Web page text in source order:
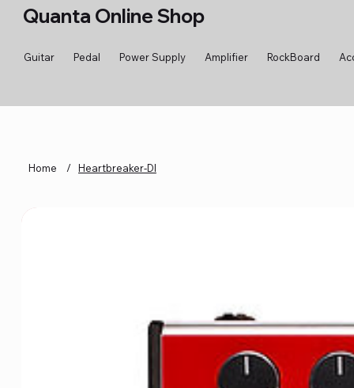
Quanta Online Shop
Guitar Pedal Power Supply Amplifier RockBoard
Home / Heartbreaker-DI